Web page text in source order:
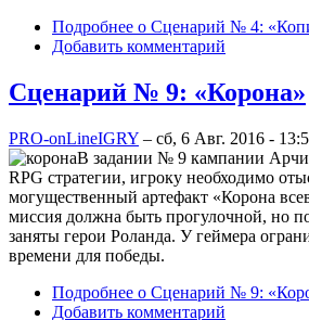
Подробнее о Сценарий № 4:
Добавить комментарий
Сценарий № 9: «Корона»
PRO-onLineIGRY – сб, 6 Авг. 2016 -
В задании № 9 кампании
RPG стратегии, игроку необходимо
могущественный артефакт «Корона
миссия должна быть прогулочной, но
заняты герои Роланда. У геймера
времени для победы.
Подробнее о Сценарий № 9:
Добавить комментарий